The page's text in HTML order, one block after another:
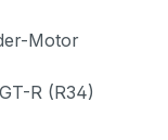
Motor
R (R34)